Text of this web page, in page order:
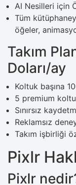
AI Nesilleri için
Tüm
öğeler,
Takım
Doları/ay
Koltuk başına
5 premium
Sınırsız
Reklamsız
Takım işbirliği
Pixlr
Pixlr